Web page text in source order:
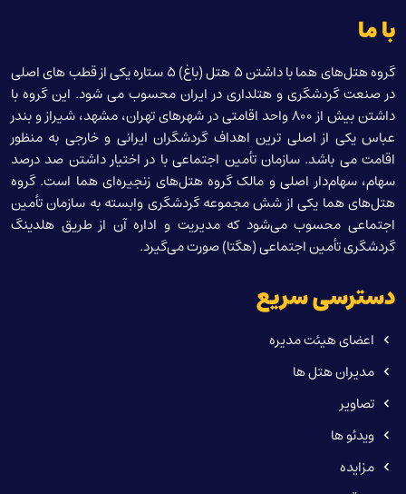
با ما
گروه هتل‌های هما با داشتن 5 هتل (باغ) 5 ستاره یکی از قطب های اصلی
در صنعت گردشگری و هتلداری در ایران محسوب می شود. این گروه با
داشتن بیش از 800 واحد اقامتی در شهرهای تهران، مشهد، شیراز و بندر
عباس یکی از اصلی ترین اهداف گردشگران ایرانی و خارجی به منظور
اقامت می باشد. سازمان تأمین اجتماعی با در اختیار داشتن صد درصد
سهام، سهام‌دار اصلی و مالک گروه هتل‌های زنجیره‌ای هما است. گروه
هتل‌های هما یکی از شش مجموعه گردشگری وابسته به سازمان تأمین
اجتماعی محسوب می‌شود که مدیریت و اداره آن از طریق هلدینگ
گردشگری تأمین اجتماعی (هگتا) صورت می‌گیرد.
دسترسی سریع
اعضای هیئت مدیره
مدیران هتل ها
تصاویر
ویدئو ها
مزایده